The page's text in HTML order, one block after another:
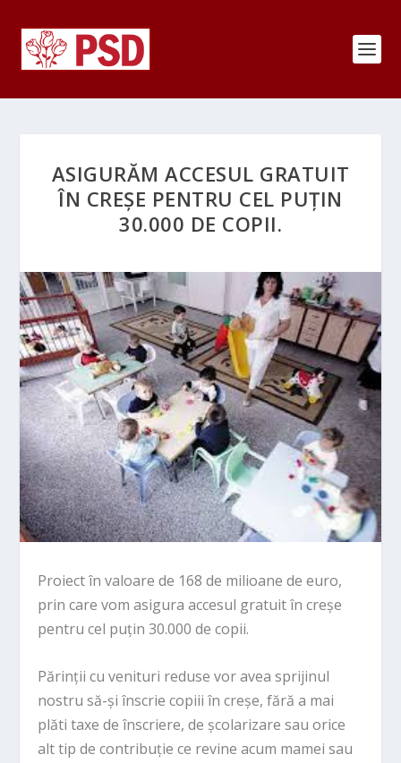
ASIGURĂM ACCESUL GRATUIT
ÎN CREȘE PENTRU CEL PUȚIN
30.000 DE COPII.
Proiect în valoare de 168 de milioane de euro,
prin care vom asigura accesul gratuit în creșe
pentru cel puțin 30.000 de copii.
Părinții cu venituri reduse vor avea sprijinul
nostru să-și înscrie copiii în creșe, fără a mai
plăti taxe de înscriere, de școlarizare sau orice
alt tip de contribuție ce revine acum mamei sau